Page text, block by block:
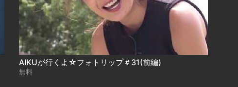
AIKUが行くよ☆フォトリップ＃31(前編)
無料